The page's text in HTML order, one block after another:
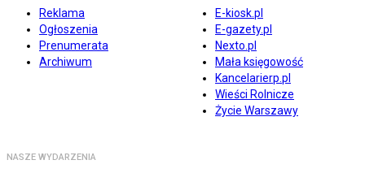
Reklama
Ogłoszenia
Prenumerata
Archiwum
E-kiosk.pl
E-gazety.pl
Nexto.pl
Mała księgowość
Kancelarierp.pl
Wieści Rolnicze
Życie Warszawy
NASZE WYDARZENIA